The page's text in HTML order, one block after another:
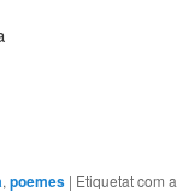
, poemes | Etiquetat com a